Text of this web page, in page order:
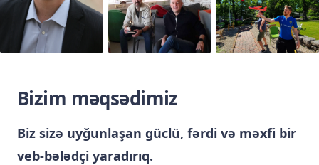
Bizim məqsədimiz
Biz sizə uyğunlaşan güclü, fərdi və məxfi bir
veb-bələdçi yaradırıq.